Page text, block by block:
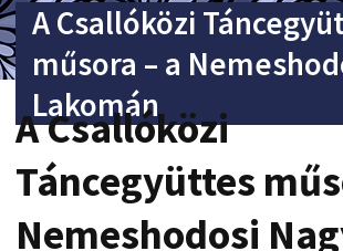
A Csallóközi
műsora – a
Lakomán
A Csallóközi
Táncegyüttes
Nemeshodosi